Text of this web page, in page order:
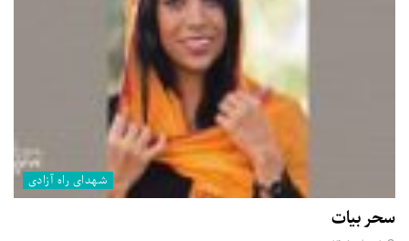
شهدای راه آزادی
سحر بیات